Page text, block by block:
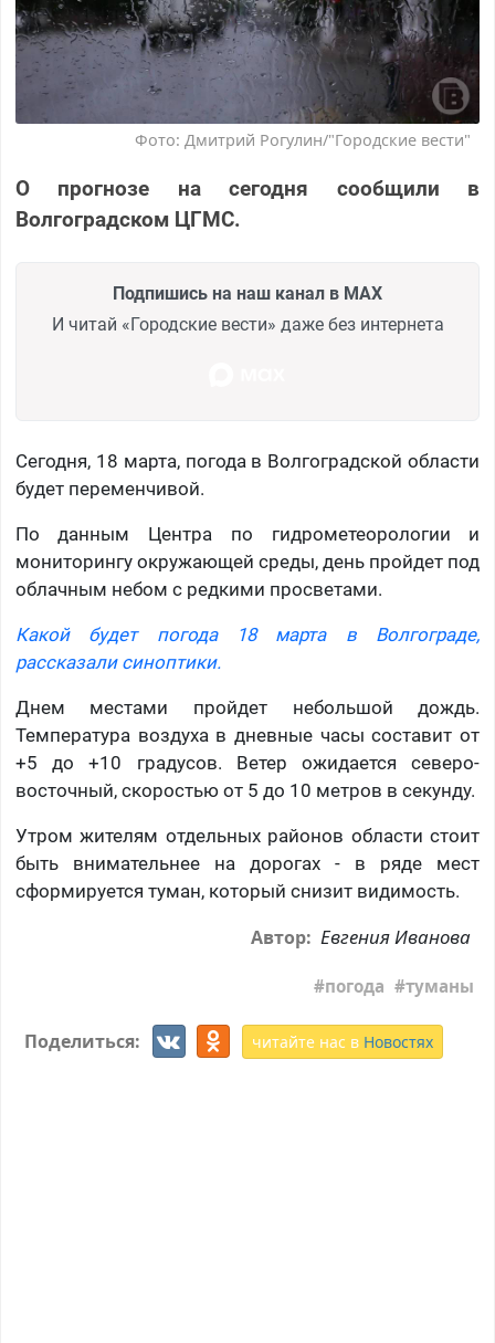
Фото: Дмитрий Рогулин/"Городские вести"
О прогнозе на сегодня сообщили в
Волгоградском ЦГМС.
Подпишись на наш канал в MAX
И читай «Городские вести» даже без интернета
Сегодня, 18 марта, погода в Волгоградской области
будет переменчивой.
По данным Центра по гидрометеорологии и
мониторингу окружающей среды, день пройдет под
облачным небом с редкими просветами.
Какой будет погода 18 марта в Волгограде,
рассказали синоптики.
Днем местами пройдет небольшой дождь.
Температура воздуха в дневные часы составит от
+5 до +10 градусов. Ветер ожидается северо-
восточный, скоростью от 5 до 10 метров в секунду.
Утром жителям отдельных районов области стоит
быть внимательнее на дорогах - в ряде мест
сформируется туман, который снизит видимость.
Автор: Евгения Иванова
погода туманы
Поделиться: читайте нас в Новостях